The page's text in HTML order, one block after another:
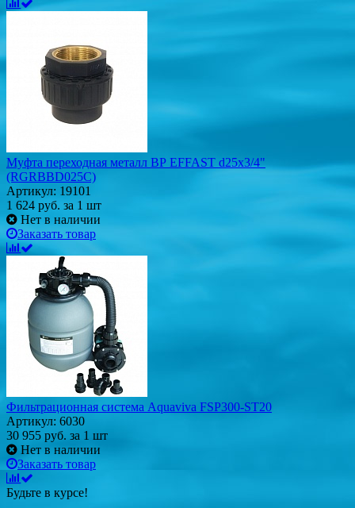
Муфта переходная металл BР EFFAST d25x3/4"
(RGRBBD025C)
Артикул: 19101
1 624 руб. за 1 шт
Нет в наличии
Заказать товар
Фильтрационная система Aquaviva FSP300-ST20
Артикул: 6030
30 955 руб. за 1 шт
Нет в наличии
Заказать товар
Будьте в курсе!